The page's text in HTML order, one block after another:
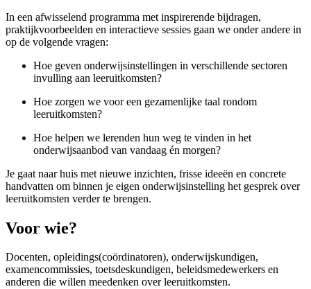
In een afwisselend programma met inspirerende bijdragen,
praktijkvoorbeelden en interactieve sessies gaan we onder andere in
op de volgende vragen:
Hoe geven onderwijsinstellingen in verschillende sectoren
invulling aan leeruitkomsten?
Hoe zorgen we voor een gezamenlijke taal rondom
leeruitkomsten?
Hoe helpen we lerenden hun weg te vinden in het
onderwijsaanbod van vandaag én morgen?
Je gaat naar huis met nieuwe inzichten, frisse ideeën en concrete
handvatten om binnen je eigen onderwijsinstelling het gesprek over
leeruitkomsten verder te brengen.
Voor wie?
Docenten, opleidings(coördinatoren), onderwijskundigen,
examencommissies, toetsdeskundigen, beleidsmedewerkers en
anderen die willen meedenken over leeruitkomsten.